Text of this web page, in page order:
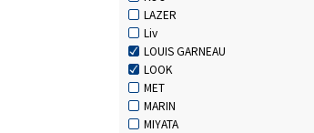
LAZER
Liv
LOUIS GARNEAU
LOOK
MET
MARIN
MIYATA